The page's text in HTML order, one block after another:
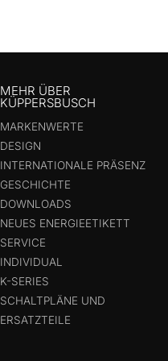
MEHR ÜBER
KÜPPERSBUSCH
MARKENWERTE
DESIGN
INTERNATIONALE PRÄSENZ
GESCHICHTE
DOWNLOADS
NEUES ENERGIEETIKETT
SERVICE
INDIVIDUAL
K-SERIES
SCHALTPLÄNE UND
ERSATZTEILE